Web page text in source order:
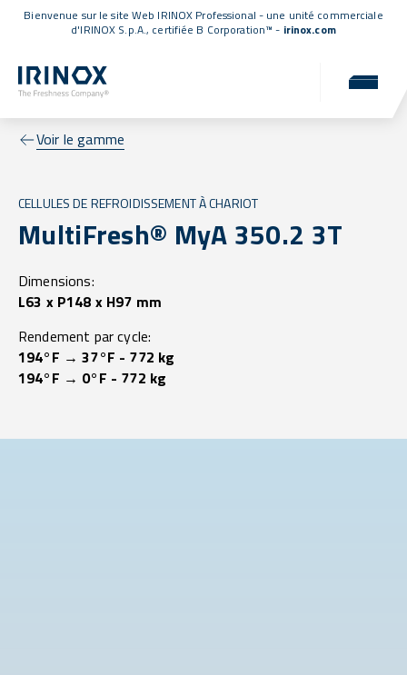
Bienvenue sur le site Web IRINOX Professional - une unité commerciale
d'IRINOX S.p.A., certifiée B Corporation™ - irinox.com
Voir le gamme
CELLULES DE REFROIDISSEMENT À CHARIOT
MultiFresh® MyA 350.2 3T
Dimensions:
L63 x P148 x H97 mm
Rendement par cycle:
194°F → 37°F - 772 kg
194°F → 0°F - 772 kg